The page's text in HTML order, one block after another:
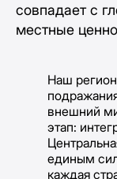
совпадает с
местные
Наш
внешний
этап:
единым
каждая